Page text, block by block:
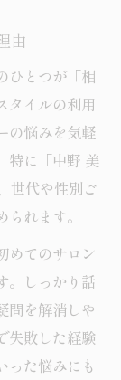
コツ
イス事例
力とは
ー体験
関係性
由
ひとつが「相
タイルの利用
の悩みを気軽
特に「中野 美
世代や性別ご
れます。
めてのサロン
。しっかり話
問を解消しや
失敗した経験
った悩みにも